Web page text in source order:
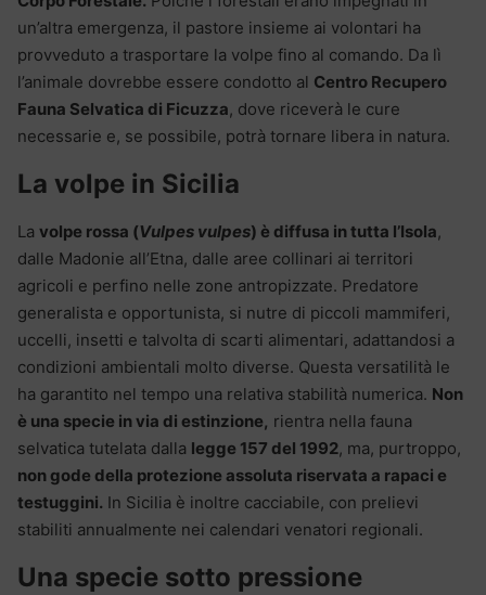
un’altra emergenza, il pastore insieme ai volontari ha
provveduto a trasportare la volpe fino al comando. Da lì
l’animale dovrebbe essere condotto al Centro Recupero
Fauna Selvatica di Ficuzza, dove riceverà le cure
necessarie e, se possibile, potrà tornare libera in natura.
La volpe in Sicilia
La volpe rossa (Vulpes vulpes) è diffusa in tutta l’Isola,
dalle Madonie all’Etna, dalle aree collinari ai territori
agricoli e perfino nelle zone antropizzate. Predatore
generalista e opportunista, si nutre di piccoli mammiferi,
uccelli, insetti e talvolta di scarti alimentari, adattandosi a
condizioni ambientali molto diverse. Questa versatilità le
ha garantito nel tempo una relativa stabilità numerica. Non
è una specie in via di estinzione, rientra nella fauna
selvatica tutelata dalla legge 157 del 1992, ma, purtroppo,
non gode della protezione assoluta riservata a rapaci e
testuggini. In Sicilia è inoltre cacciabile, con prelievi
stabiliti annualmente nei calendari venatori regionali.
Una specie sotto pressione